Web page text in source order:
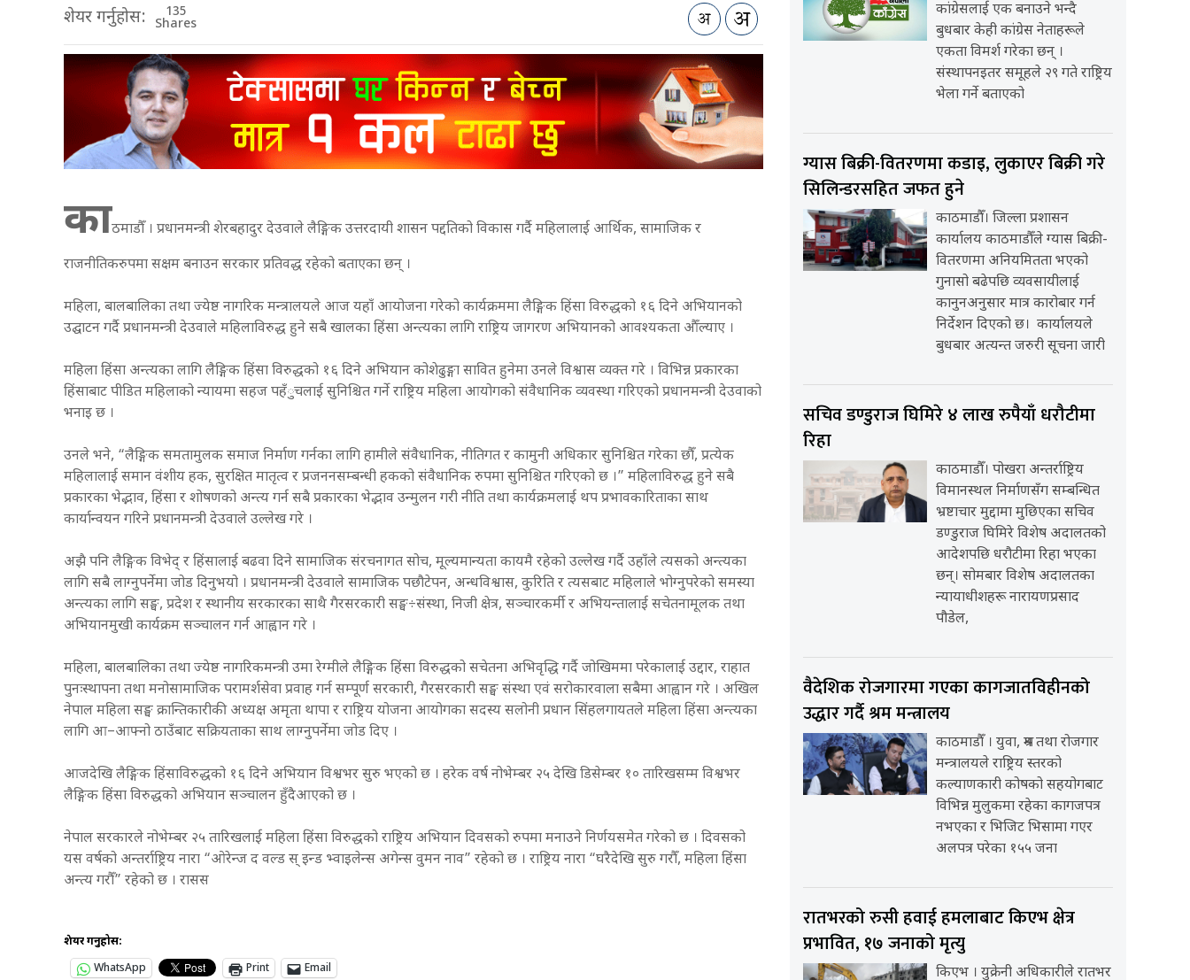
शेयर गर्नुहोस: 135
Shares
काठमाडौँ । प्रधानमन्त्री शेरबहादुर देउवाले लैङ्गिक उत्तरदायी शासन पद्दतिको विकास गर्दै महिलालाई आर्थिक, सामाजिक र
राजनीतिकरुपमा सक्षम बनाउन सरकार प्रतिवद्ध रहेको बताएका छन् ।
महिला, बालबालिका तथा ज्येष्ठ नागरिक मन्त्रालयले आज यहाँ आयोजना गरेको कार्यक्रममा लैङ्गिक हिंसा विरुद्धको १६ दिने अभियानको
उद्घाटन गर्दै प्रधानमन्त्री देउवाले महिलाविरुद्ध हुने सबै खालका हिंसा अन्त्यका लागि राष्ट्रिय जागरण अभियानको आवश्यकता औँल्याए ।
महिला हिंसा अन्त्यका लागि लैङ्गिक हिंसा विरुद्धको १६ दिने अभियान कोशेढुङ्गा सावित हुनेमा उनले विश्वास व्यक्त गरे । विभिन्न प्रकारका
हिंसाबाट पीडित महिलाको न्यायमा सहज पहँुचलाई सुनिश्चित गर्ने राष्ट्रिय महिला आयोगको संवैधानिक व्यवस्था गरिएको प्रधानमन्त्री देउवाको
भनाइ छ ।
उनले भने, “लैङ्गिक समतामुलक समाज निर्माण गर्नका लागि हामीले संवैधानिक, नीतिगत र कामुनी अधिकार सुनिश्चित गरेका छौँ, प्रत्येक
महिलालाई समान वंशीय हक, सुरक्षित मातृत्व र प्रजननसम्बन्धी हकको संवैधानिक रुपमा सुनिश्चित गरिएको छ ।” महिलाविरुद्ध हुने सबै
प्रकारका भेद्भाव, हिंसा र शोषणको अन्त्य गर्न सबै प्रकारका भेद्भाव उन्मुलन गरी नीति तथा कार्यक्रमलाई थप प्रभावकारिताका साथ
कार्यान्वयन गरिने प्रधानमन्त्री देउवाले उल्लेख गरे ।
अझै पनि लैङ्गिक विभेद् र हिंसालाई बढवा दिने सामाजिक संरचनागत सोच, मूल्यमान्यता कायमै रहेको उल्लेख गर्दै उहाँले त्यसको अन्त्यका
लागि सबै लाग्नुपर्नेमा जोड दिनुभयो । प्रधानमन्त्री देउवाले सामाजिक पछौटेपन, अन्धविश्वास, कुरिति र त्यसबाट महिलाले भोग्नुपरेको समस्या
अन्त्यका लागि सङ्घ, प्रदेश र स्थानीय सरकारका साथै गैरसरकारी सङ्घ÷संस्था, निजी क्षेत्र, सञ्चारकर्मी र अभियन्तालाई सचेतनामूलक तथा
अभियानमुखी कार्यक्रम सञ्चालन गर्न आह्वान गरे ।
महिला, बालबालिका तथा ज्येष्ठ नागरिकमन्त्री उमा रेग्मीले लैङ्गिक हिंसा विरुद्धको सचेतना अभिवृद्धि गर्दै जोखिममा परेकालाई उद्दार, राहात
पुनःस्थापना तथा मनोसामाजिक परामर्शसेवा प्रवाह गर्न सम्पूर्ण सरकारी, गैरसरकारी सङ्घ संस्था एवं सरोकारवाला सबैमा आह्वान गरे । अखिल
नेपाल महिला सङ्घ क्रान्तिकारीकी अध्यक्ष अमृता थापा र राष्ट्रिय योजना आयोगका सदस्य सलोनी प्रधान सिंहलगायतले महिला हिंसा अन्त्यका
लागि आ–आफ्नो ठाउँबाट सक्रियताका साथ लाग्नुपर्नेमा जोड दिए ।
आजदेखि लैङ्गिक हिंसाविरुद्धको १६ दिने अभियान विश्वभर सुरु भएको छ । हरेक वर्ष नोभेम्बर २५ देखि डिसेम्बर १० तारिखसम्म विश्वभर
लैङ्गिक हिंसा विरुद्धको अभियान सञ्चालन हुँदैआएको छ ।
नेपाल सरकारले नोभेम्बर २५ तारिखलाई महिला हिंसा विरुद्धको राष्ट्रिय अभियान दिवसको रुपमा मनाउने निर्णयसमेत गरेको छ । दिवसको
यस वर्षको अन्तर्राष्ट्रिय नारा “ओरेन्ज द वल्ड स् इन्ड भ्वाइलेन्स अगेन्स वुमन नाव” रहेको छ । राष्ट्रिय नारा “घरैदेखि सुरु गरौँ, महिला हिंसा
अन्त्य गरौँ” रहेको छ । रासस
शेयर गर्नुहोस:
WhatsApp
Print Email
कांग्रेसलाई एक बनाउने भन्दै
बुधबार केही कांग्रेस नेताहरूले
एकता विमर्श गरेका छन् ।
संस्थापनइतर समूहले २९ गते राष्ट्रिय
भेला गर्ने बताएको
ग्यास बिक्री-वितरणमा कडाइ, लुकाएर बिक्री गरे
सिलिन्डरसहित जफत हुने
काठमाडौँ। जिल्ला प्रशासन
कार्यालय काठमाडौँले ग्यास बिक्री-
वितरणमा अनियमितता भएको
गुनासो बढेपछि व्यवसायीलाई
कानुनअनुसार मात्र कारोबार गर्न
निर्देशन दिएको छ। कार्यालयले
बुधबार अत्यन्त जरुरी सूचना जारी
सचिव डण्डुराज घिमिरे ४ लाख रुपैयाँ धरौटीमा
रिहा
काठमाडौँ। पोखरा अन्तर्राष्ट्रिय
विमानस्थल निर्माणसँग सम्बन्धित
भ्रष्टाचार मुद्दामा मुछिएका सचिव
डण्डुराज घिमिरे विशेष अदालतको
आदेशपछि धरौटीमा रिहा भएका
छन्। सोमबार विशेष अदालतका
न्यायाधीशहरू नारायणप्रसाद
पौडेल,
वैदेशिक रोजगारमा गएका कागजातविहीनको
उद्धार गर्दै श्रम मन्त्रालय
काठमाडौँ । युवा, श्रम तथा रोजगार
मन्त्रालयले राष्ट्रिय स्तरको
कल्याणकारी कोषको सहयोगबाट
विभिन्न मुलुकमा रहेका कागजपत्र
नभएका र भिजिट भिसामा गएर
अलपत्र परेका १५५ जना
रातभरको रुसी हवाई हमलाबाट किएभ क्षेत्र
प्रभावित, १७ जनाको मृत्यु
किएभ । युक्रेनी अधिकारीले रातभर